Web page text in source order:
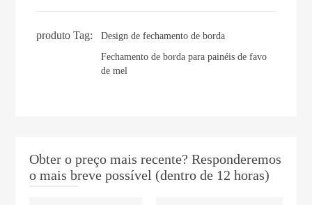
produto Tag:
Design de fechamento de borda
Fechamento de borda para painéis de favo
de mel
Obter o preço mais recente? Responderemos
o mais breve possível (dentro de 12 horas)